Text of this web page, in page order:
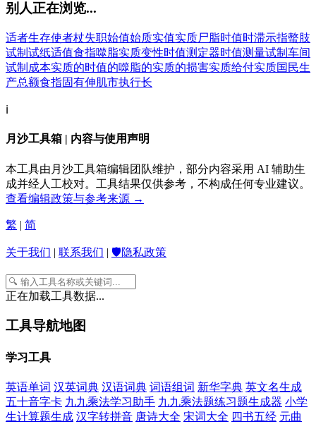
别人正在浏览...
适者生存使者杖失职始值始质实值实质尸脂时值时滞示指螫肢
试制 试纸适值食指噬脂实质变性时值测定器时值测量试制车间
试制成本实质的时值的噬脂的实质的损害实质给付实质国民生
产总额食指固有伸肌市执行长
ℹ️
月沙工具箱 | 内容与使用声明
本工具由月沙工具箱编辑团队维护，部分内容采用 AI 辅助生
成并经人工校对。工具结果仅供参考，不构成任何专业建议。
查看编辑政策与参考来源 →
繁 | 简
关于我们 | 联系我们 | 🛡️隐私政策
正在加载工具数据...
工具导航地图
学习工具
英语单词 汉英词典 汉语词典 词语组词 新华字典 英文名生成
五十音字卡 九九乘法学习助手 九九乘法题练习题生成器 小学
生计算题生成 汉字转拼音 唐诗大全 宋词大全 四书五经 元曲